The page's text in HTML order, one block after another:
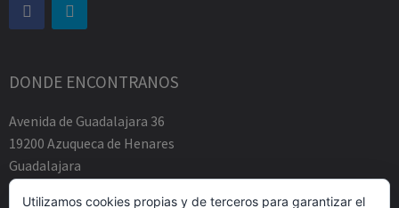
DONDE ENCONTRANOS
Avenida de Guadalajara 36
19200 Azuqueca de Henares
Guadalajara
Tfno.-+34 949883219
Utilizamos cookies propias y de terceros para garantizar el